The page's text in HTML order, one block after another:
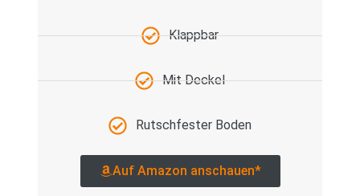
Klappbar
Mit Deckel
Rutschfester Boden
Auf Amazon anschauen*